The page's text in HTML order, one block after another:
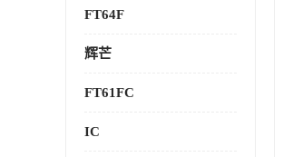
FT64F
辉芒
FT61FC
IC